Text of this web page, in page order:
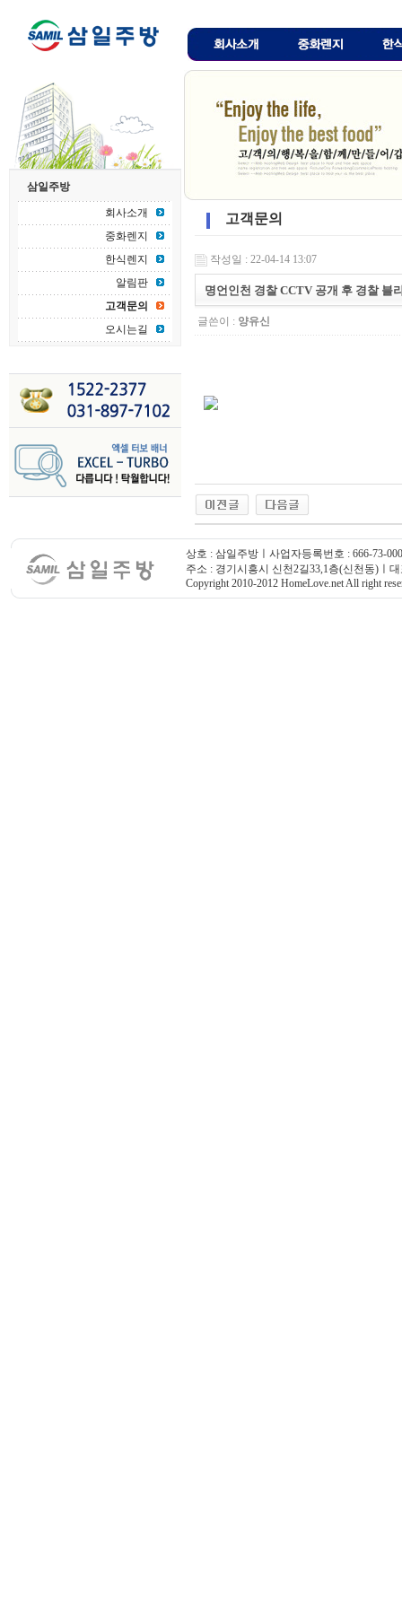
삼일주방
회사소개
중화렌지
한식렌지
알림판
고객문의
오시는길
고객문의
작성일 : 22-04-14 13:07
명언인천 경찰 CCTV 공개 후 경찰 블
글쓴이 : 양유신
상호 : 삼일주방ㅣ사업자등록번호 : 666-73-
주소 : 경기시흥시 신천2길33,1층(신천동)ㅣ대
Copyright 2010-2012 HomeLove.net All right